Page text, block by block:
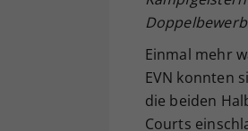
Einmal mehr
EVN konnten
die beiden
Courts